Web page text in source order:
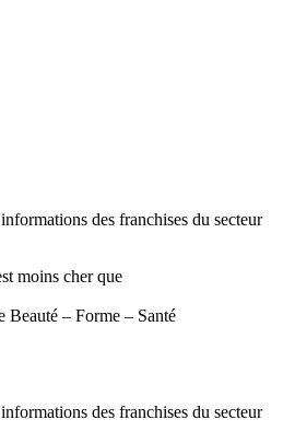
des franchises du secteur
moins cher que
Beauté – Forme – Santé
des franchises du secteur